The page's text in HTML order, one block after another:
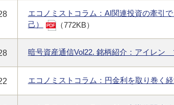
エコノミストコラム：AI関連投資の牽引
己）
（772KB）
暗号資産通信Vol22. 銘柄紹介：アイレン
エコノミストコラム：円金利を取り巻く